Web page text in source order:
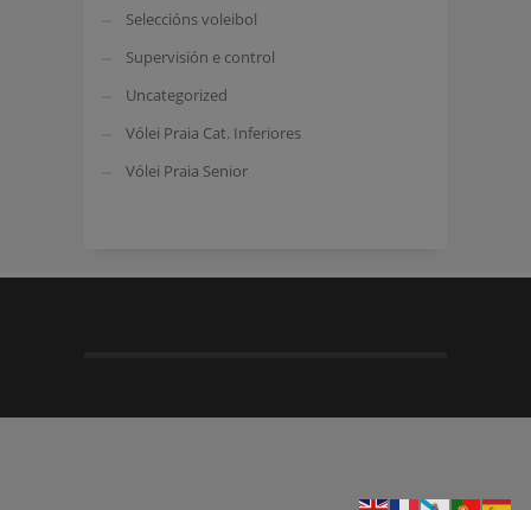
Seleccións voleibol
Supervisión e control
Uncategorized
Vólei Praia Cat. Inferiores
Vólei Praia Senior